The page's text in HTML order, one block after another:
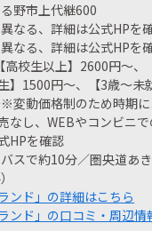
野市上代継600
なる、詳細は公式HPを
なる、詳細は公式HPを
高校生以上】2600円～、
】1500円～、【3歳～未
変動価格制のため時期
なし、WEBやコンビニ
HPを確認
スで約10分／圏央道あ
ンド」の詳細はこちら
ンド」の口コミ・周辺情